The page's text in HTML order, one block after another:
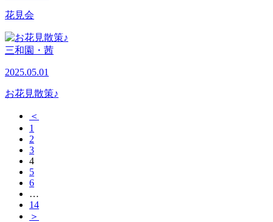
花見会
三和園・茜
2025.05.01
お花見散策♪
＜
1
2
3
4
5
6
…
14
＞